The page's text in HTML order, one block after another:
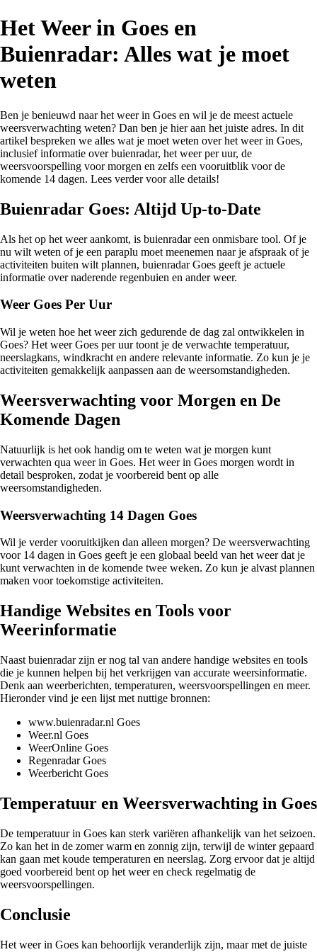
Het Weer in Goes en
Buienradar: Alles wat je moet
weten
Ben je benieuwd naar het weer in Goes en wil je de meest actuele
weersverwachting weten? Dan ben je hier aan het juiste adres. In dit
artikel bespreken we alles wat je moet weten over het weer in Goes,
inclusief informatie over buienradar, het weer per uur, de
weersvoorspelling voor morgen en zelfs een vooruitblik voor de
komende 14 dagen. Lees verder voor alle details!
Buienradar Goes: Altijd Up-to-Date
Als het op het weer aankomt, is buienradar een onmisbare tool. Of je
nu wilt weten of je een paraplu moet meenemen naar je afspraak of je
activiteiten buiten wilt plannen, buienradar Goes geeft je actuele
informatie over naderende regenbuien en ander weer.
Weer Goes Per Uur
Wil je weten hoe het weer zich gedurende de dag zal ontwikkelen in
Goes? Het weer Goes per uur toont je de verwachte temperatuur,
neerslagkans, windkracht en andere relevante informatie. Zo kun je je
activiteiten gemakkelijk aanpassen aan de weersomstandigheden.
Weersverwachting voor Morgen en De
Komende Dagen
Natuurlijk is het ook handig om te weten wat je morgen kunt
verwachten qua weer in Goes. Het weer in Goes morgen wordt in
detail besproken, zodat je voorbereid bent op alle
weersomstandigheden.
Weersverwachting 14 Dagen Goes
Wil je verder vooruitkijken dan alleen morgen? De weersverwachting
voor 14 dagen in Goes geeft je een globaal beeld van het weer dat je
kunt verwachten in de komende twee weken. Zo kun je alvast plannen
maken voor toekomstige activiteiten.
Handige Websites en Tools voor
Weerinformatie
Naast buienradar zijn er nog tal van andere handige websites en tools
die je kunnen helpen bij het verkrijgen van accurate weersinformatie.
Denk aan weerberichten, temperaturen, weersvoorspellingen en meer.
Hieronder vind je een lijst met nuttige bronnen:
www.buienradar.nl Goes
Weer.nl Goes
WeerOnline Goes
Regenradar Goes
Weerbericht Goes
Temperatuur en Weersverwachting in Goes
De temperatuur in Goes kan sterk variëren afhankelijk van het seizoen.
Zo kan het in de zomer warm en zonnig zijn, terwijl de winter gepaard
kan gaan met koude temperaturen en neerslag. Zorg ervoor dat je altijd
goed voorbereid bent op het weer en check regelmatig de
weersvoorspellingen.
Conclusie
Het weer in Goes kan behoorlijk veranderlijk zijn, maar met de juiste